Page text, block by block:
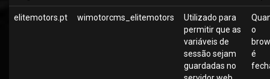
elitemotors.pt wimotorcms_elitemotors
Utilizado para
permitir que as
variáveis de
sessão sejam
guardadas no
o
é